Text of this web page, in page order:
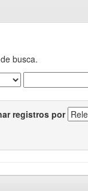
busca.
registros por